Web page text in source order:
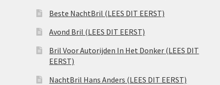
Beste NachtBril (LEES DIT EERST)
Avond Bril (LEES DIT EERST)
Bril Voor Autorijden In Het Donker (LEES DIT
EERST)
NachtBril Hans Anders (LEES DIT EERST)